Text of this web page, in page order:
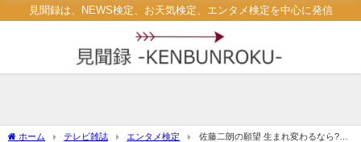
見聞録は、NEWS検定、お天気検定、エンタメ検定を中心に発信
ホーム テレビ雑誌 エンタメ検定
佐藤二朗の願望 生まれ変わるなら?